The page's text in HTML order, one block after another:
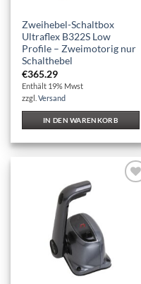
Zweihebel-Schaltbox
Ultraflex B322S Low
Profile – Zweimotorig nur
Schalthebel
€365.29
Enthält 19% Mwst
zzgl.Versand
IN DEN WARENKORB